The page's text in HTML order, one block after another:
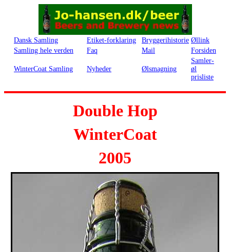
Dansk Samling Etiket-forklaring Bryggerihistorie Øllink
Samling hele verden
Faq Mail Forsiden
WinterCoat Samling Nyheder Ølsmagning
Samler-
øl
prisliste
Double Hop
WinterCoat
2005